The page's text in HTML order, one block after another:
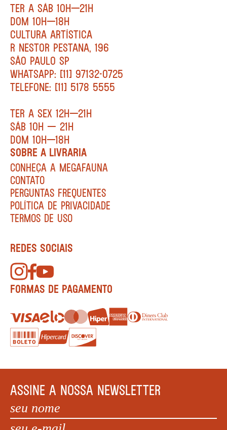
TER A SÁB 10H—21H
DOM 10H—18H
CULTURA ARTÍSTICA
R NESTOR PESTANA, 196
SÃO PAULO SP
WHATSAPP: [11] 97132-0725
TELEFONE: [11] 5178 5555
TER A SEX 12H—21H
SÁB 10H — 21H
DOM 10H—18H
SOBRE A LIVRARIA
CONHEÇA A MEGAFAUNA
CONTATO
PERGUNTAS FREQUENTES
POLÍTICA DE PRIVACIDADE
TERMOS DE USO
REDES SOCIAIS
FORMAS DE PAGAMENTO
ASSINE A NOSSA NEWSLETTER